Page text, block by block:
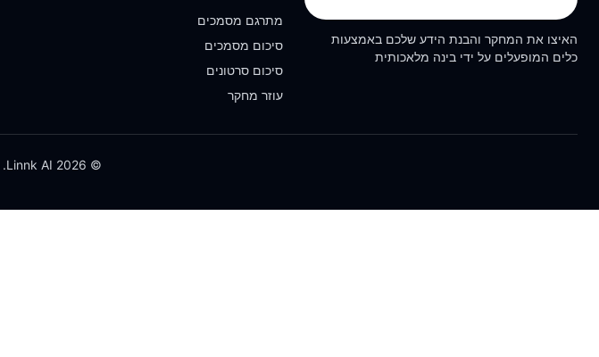
האיצו את המחקר והבנת הידע שלכם באמצעות
כלים המופעלים על ידי בינה מלאכותית
מתרגם מסמכים
סיכום מסמכים
סיכום סרטונים
עוזר מחקר
© 2026 Linnk AI. כל הזכויות שמורות.